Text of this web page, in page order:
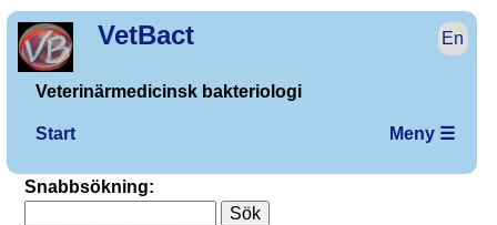
VetBact En
Veterinärmedicinsk bakteriologi
Start Meny ☰
Snabbsökning: